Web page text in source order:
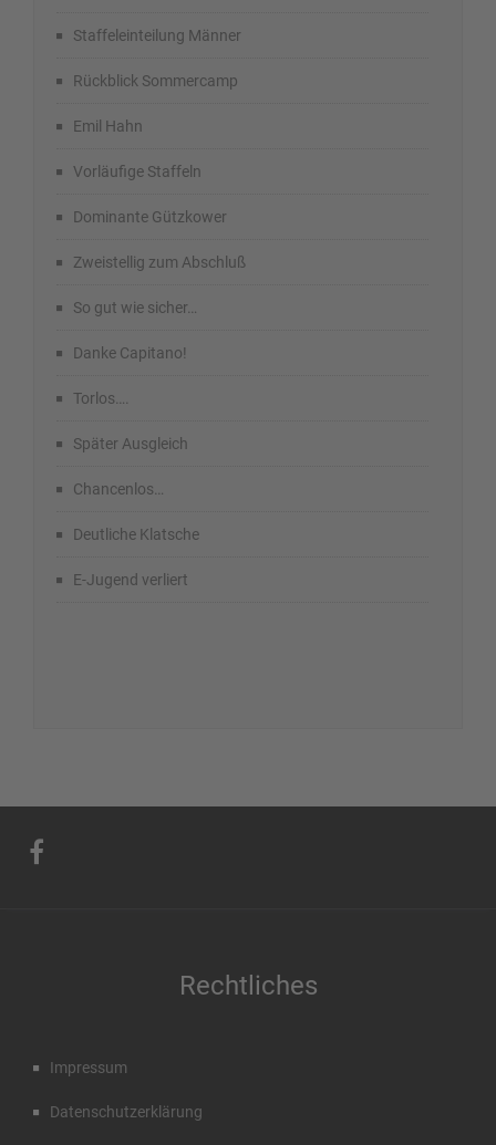
Staffeleinteilung Männer
Rückblick Sommercamp
Emil Hahn
Vorläufige Staffeln
Dominante Gützkower
Zweistellig zum Abschluß
So gut wie sicher…
Danke Capitano!
Torlos….
Später Ausgleich
Chancenlos…
Deutliche Klatsche
E-Jugend verliert
Rechtliches
Impressum
Datenschutzerklärung